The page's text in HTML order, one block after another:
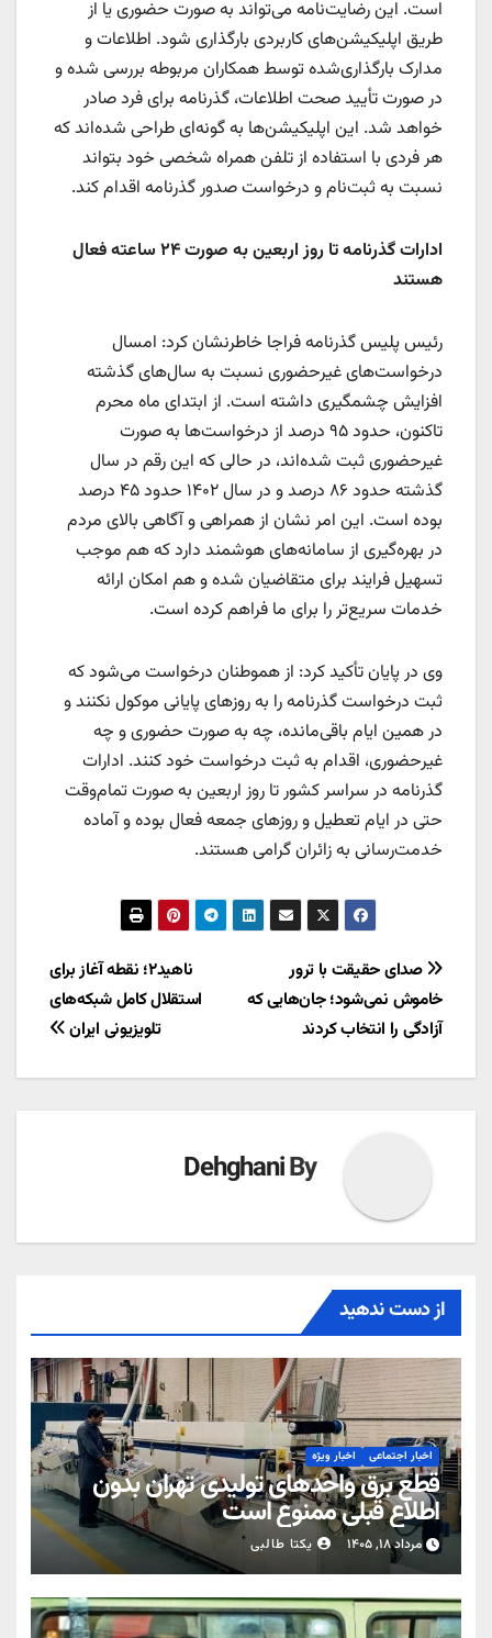
است. این رضایت‌نامه می‌تواند به صورت حضوری یا از
طریق اپلیکیشن‌های کاربردی بارگذاری شود. اطلاعات و
مدارک بارگذاری‌شده توسط همکاران مربوطه بررسی شده و
در صورت تأیید صحت اطلاعات، گذرنامه برای فرد صادر
خواهد شد. این اپلیکیشن‌ها به گونه‌ای طراحی شده‌اند که
هر فردی با استفاده از تلفن همراه شخصی خود بتواند
نسبت به ثبت‌نام و درخواست صدور گذرنامه اقدام کند.
ادارات گذرنامه تا روز اربعین به صورت ۲۴ ساعته فعال
هستند
رئیس پلیس گذرنامه فراجا خاطرنشان کرد: امسال
درخواست‌های غیرحضوری نسبت به سال‌های گذشته
افزایش چشمگیری داشته است. از ابتدای ماه محرم
تاکنون، حدود ۹۵ درصد از درخواست‌ها به صورت
غیرحضوری ثبت شده‌اند، در حالی که این رقم در سال
گذشته حدود ۸۶ درصد و در سال ۱۴۰۲ حدود ۴۵ درصد
بوده است. این امر نشان از همراهی و آگاهی بالای مردم
در بهره‌گیری از سامانه‌های هوشمند دارد که هم موجب
تسهیل فرایند برای متقاضیان شده و هم امکان ارائه
خدمات سریع‌تر را برای ما فراهم کرده است.
وی در پایان تأکید کرد: از هموطنان درخواست می‌شود که
ثبت درخواست گذرنامه را به روزهای پایانی موکول نکنند و
در همین ایام باقی‌مانده، چه به صورت حضوری و چه
غیرحضوری، اقدام به ثبت درخواست خود کنند. ادارات
گذرنامه در سراسر کشور تا روز اربعین به صورت تمام‌وقت
حتی در ایام تعطیل و روزهای جمعه فعال بوده و آماده
خدمت‌رسانی به زائران گرامی هستند.
راهبری
نوشته
ناهید۲؛ نقطه آغاز برای
استقلال کامل شبکه‌های
تلویزیونی ایران
صدای حقیقت با ترور
خاموش نمی‌شود؛ جان‌هایی که
آزادگی را انتخاب کردند
By
Dehghani
از دست ندهید
اخبار اجتماعی اخبار ویژه
قطع برق واحدهای تولیدی تهران بدون
اطلاع قبلی ممنوع است
مرداد ۱۸, ۱۴۰۵ یکتا طالبی